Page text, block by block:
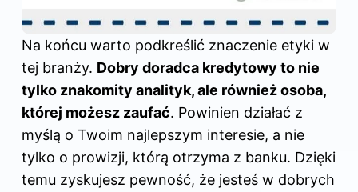
Na końcu warto podkreślić znaczenie etyki w
tej branży. Dobry doradca kredytowy to nie
tylko znakomity analityk, ale również osoba,
której możesz zaufać. Powinien działać z
myślą o Twoim najlepszym interesie, a nie
tylko o prowizji, którą otrzyma z banku. Dzięki
temu zyskujesz pewność, że jesteś w dobrych